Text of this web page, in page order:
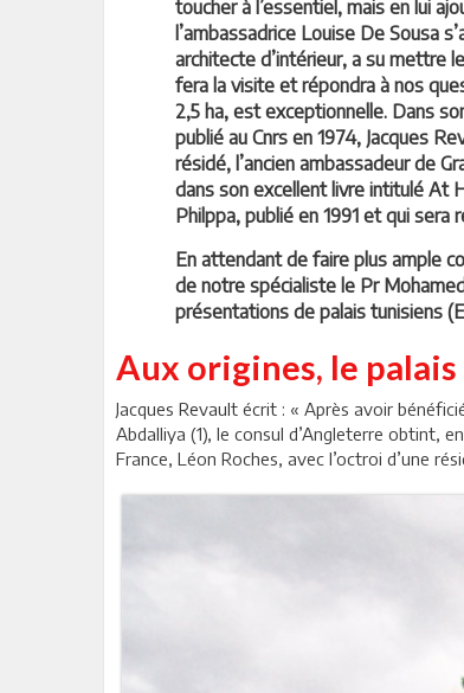
toucher à l’essentiel, mais en lui
l’ambassadrice Louise De Sousa
architecte d’intérieur, a su mettre
fera la visite et répondra à nos
2,5 ha, est exceptionnelle. Dans
publié au Cnrs en 1974, Jacques
résidé, l’ancien ambassadeur de
dans son excellent livre intitulé At
Philppa, publié en 1991 et qui sera
En attendant de faire plus ample
de notre spécialiste le Pr
présentations de palais tunisiens
Aux origines, le palais
Jacques Revault écrit : « Après avoir
Abdalliya (1), le consul d’Angleterre obtint,
France, Léon Roches, avec l’octroi d’une